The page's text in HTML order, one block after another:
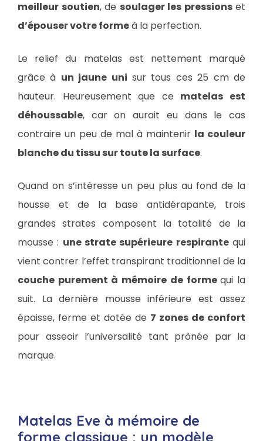
meilleur soutien, de soulager les pressionset
d’épouser votre formeà la perfection.
Le relief du matelas est nettement marqué
grâce à un jaune uni sur tous ces 25 cm de
hauteur. Heureusement que ce matelas est
déhoussable, car on aurait eu dans le cas
contraire un peu de mal à maintenir la couleur
blanche du tissu sur toute la surface.
Quand on s’intéresse un peu plus au fond de la
housse et de la base antidérapante, trois
grandes strates composent la totalité de la
mousse : une strate supérieure respirantequi
vient contrer l’effet transpirant traditionnel de la
couche purement à mémoire de formequi la
suit. La dernière mousse inférieure est assez
épaisse, ferme et dotée de 7 zones de confort
pour asseoir l’universalité tant prônée par la
marque.
Matelas Eve à mémoire de
forme classique : un modèle